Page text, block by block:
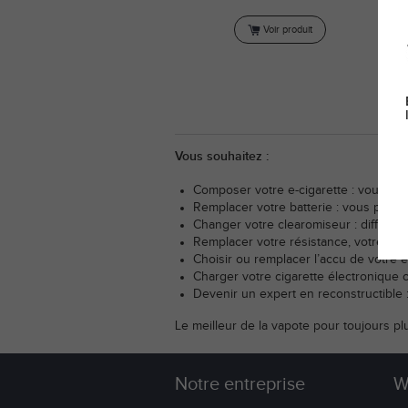
Voir produit
Vous souhaitez :
Composer votre e-cigarette : vous
Remplacer votre batterie : vous
Changer votre clearomiseur :
Remplacer votre résistance, votre
Choisir ou remplacer l’accu de votre
Charger votre cigarette électronique
Devenir un expert en reconstructible
Le meilleur de la vapote pour toujours
Notre entreprise